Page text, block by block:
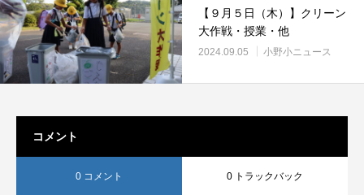
【９月５日（木）】クリーン
大作戦・授業・他
2024.09.05 小野小ニュース
コメント
0 コメント 0 トラックバック